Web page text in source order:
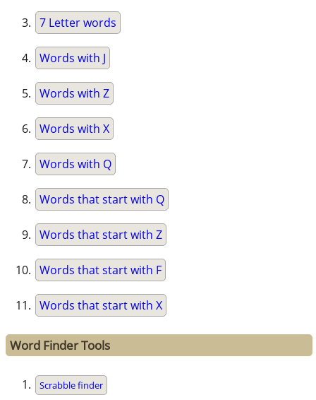
7 Letter words
Words with J
Words with Z
Words with X
Words with Q
Words that start with Q
Words that start with Z
Words that start with F
Words that start with X
Word Finder Tools
Scrabble finder